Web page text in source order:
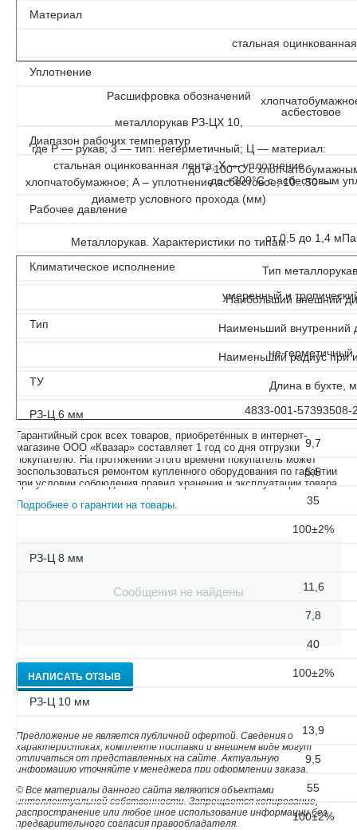
Материал
стальная
Уплотнение
асбестовое
Диапазон рабочих температур
до + 100°С с
до +300°С с асбестовым
Рабочее давление
от 0,5 до 1,4 мПа
Климатическое исполнение
умеренный и
Тип
не герметичный
ТУ
4833-001-57393508-
Расшифровка обозначений
металлорукав РЗ-ЦХ 10,
где Р — рукав; 3 — тип: негерметичный; Ц — материал:
стальная оцинкованная лента; Х — уплотнение
хлопчатобумажное; А – уплотнение асбестовое; 10...50 —
диаметр условного прохода (мм)
Металлорукав. Характеристики по типам
Тип
Наибольший внешний
Наименьший внутренний
Наименьший радиус при
Длина в бухте, м
РЗ-Ц 6 мм
9,7
5,5
35
100±2%
РЗ-Ц 8 мм
11,6
7,8
40
100±2%
РЗ-Ц 10 мм
13,9
9,5
55
100±2%
Гарантийный срок всех товаров, приобретённых в интернет-
магазине ООО «Квазар» составляет 1 год со дня отгрузки
покупателю. На протяжении этого времени покупатель может
воспользоваться ремонтом купленного оборудования по гарантии
при условии соблюдения правил хранения и эксплуатации товара.
Подробнее о гарантии на товары.
Сообщения не найдены
НАПИСАТЬ ОТЗЫВ
Предложение не является публичной офертой. Сведения о
характеристиках, комплекте поставки и внешнем виде могут
отличаться от представленных на сайте. Актуальную
информацию уточняйте у менеджера при оформлении заказа.
© Все материалы данного сайта являются объектами
интеллектуальной собственности. Запрещается копирование,
распространение или любое иное использование информации без
предварительного согласия правообладателя.